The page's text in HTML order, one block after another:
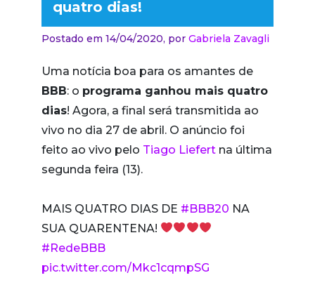
quatro dias!
Postado em 14/04/2020, por Gabriela Zavagli
Uma notícia boa para os amantes de
BBB: o programa ganhou mais quatro
dias! Agora, a final será transmitida ao
vivo no dia 27 de abril. O anúncio foi
feito ao vivo pelo Tiago Liefert na última
segunda feira (13).
MAIS QUATRO DIAS DE #BBB20 NA
SUA QUARENTENA!
#RedeBBB
pic.twitter.com/Mkc1cqmpSG